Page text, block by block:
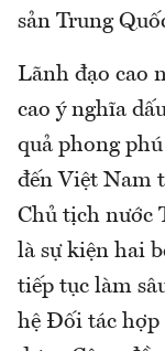
sản Trung
Lãnh đạo cao
cao ý nghĩa
quả phong
đến Việt Nam
Chủ tịch nước
là sự kiện hai
tiếp tục làm
hệ Đối tác hợp